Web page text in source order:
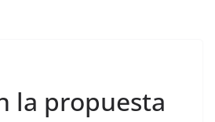
la propuesta